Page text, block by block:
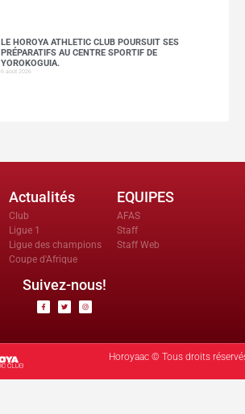
LE HOROYA ATHLETIC CLUB POURSUIT SES
PRÉPARATIFS AU CENTRE SPORTIF DE
YOROKOGUIA.
6 août 2026
Actualités
Club
Ligue 1
Ligue des champions
Coupe d'Afrique
EQUIPES
AFAS
Staff
Staff Web
Suivez-nous!
Horoyaac © Tous droits